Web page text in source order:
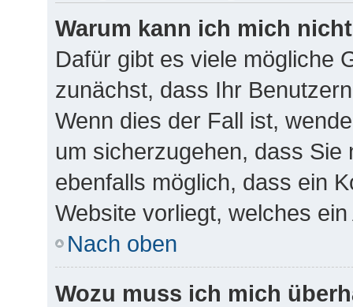
Warum kann ich mich
Dafür gibt es viele mögliche
zunächst, dass Ihr
Wenn dies der Fall ist,
um sicherzugehen, dass
ebenfalls möglich, dass ein
Website vorliegt, welches
Nach oben
Wozu muss ich mich